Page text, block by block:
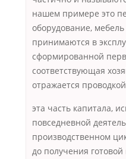
нашем примере это
оборудование,
принимаются в
сформированной
соответствующая
отражается
эта часть капитала,
повседневной
производственном
до получения